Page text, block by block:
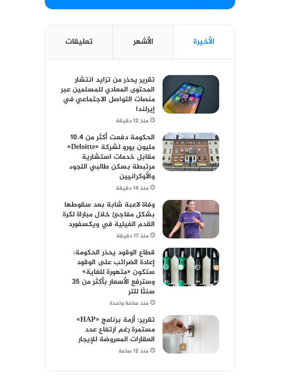
الأخيرة الأشهر تعليقات
تقرير يحذر من تزايد انتشار
المحتوى المعادي للمسلمين عبر
منصات التواصل الاجتماعي في
إيرلندا
منذ 12 دقيقة
الحكومة دفعت أكثر من 10.4
مليون يورو لشركة «Deloitte»
مقابل خدمات استشارية
مرتبطة بسكن طالبي اللجوء
والأوكرانيين
منذ 14 دقيقة
وفاة لاعبة شابة بعد سقوطها
بشكل مفاجئ خلال مباراة لكرة
القدم الغيلية في ويكسفورد
منذ 17 دقيقة
قطاع الوقود يحذر الحكومة:
إعادة الضرائب على الوقود
ستكون «متهورة للغاية»
وسترفع الأسعار بأكثر من 35
سنتًا للتر
منذ ساعة واحدة
تقرير: أزمة برنامج «HAP»
مستمرة رغم ارتفاع عدد
العقارات المعروضة للإيجار
منذ 12 ساعة